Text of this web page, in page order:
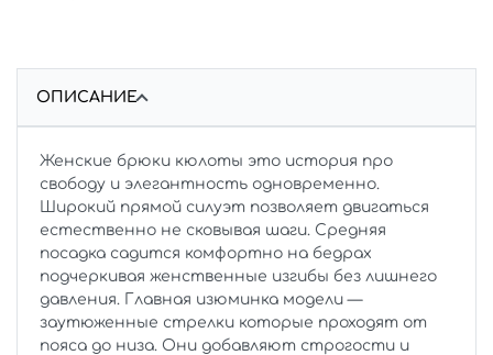
ОПИСАНИЕ
Женские брюки кюлоты это история про
свободу и элегантность одновременно.
Широкий прямой силуэт позволяет двигаться
естественно не сковывая шаги. Средняя
посадка садится комфортно на бедрах
подчеркивая женственные изгибы без лишнего
давления. Главная изюминка модели —
заутюженные стрелки которые проходят от
пояса до низа. Они добавляют строгости и